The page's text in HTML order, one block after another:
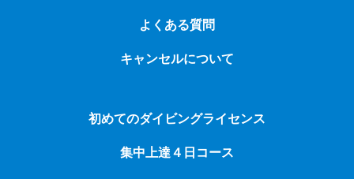
よくある質問
キャンセルについて
初めてのダイビングライセンス
集中上達４日コース